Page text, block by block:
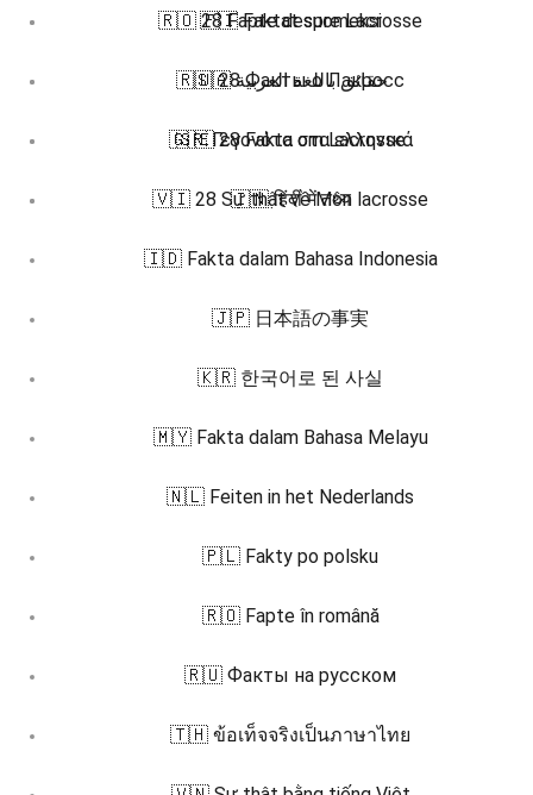
🇷🇴 28 Fapte despre Lacrosse
🇷🇺 28 Факты о Лакросс
🇸🇪 28 Fakta om Lacrosse
🇻🇮 28 Sự thật về Môn lacrosse
🇫🇮 Faktat suomeksi
🇸🇦 حقائق باللغة العربية
🇬🇷 Γεγονότα στα ελληνικά
🇮🇳 हिंदी में तथ्य
🇮🇩 Fakta dalam Bahasa Indonesia
🇯🇵 日本語の事実
🇰🇷 한국어로 된 사실
🇲🇾 Fakta dalam Bahasa Melayu
🇳🇱 Feiten in het Nederlands
🇵🇱 Fakty po polsku
🇷🇴 Fapte în română
🇷🇺 Факты на русском
🇹🇭 ข้อเท็จจริงเป็นภาษาไทย